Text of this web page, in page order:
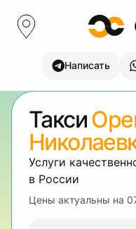
Написать
Такси
Услуги
в России
Цены актуальны на